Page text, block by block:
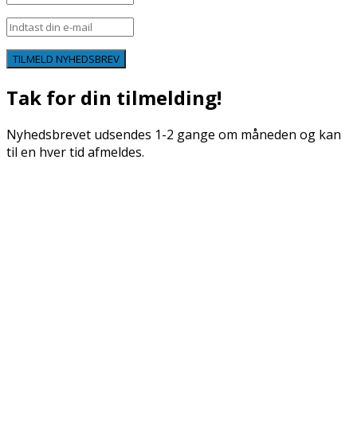
TILMELD NYHEDSBREV
Tak for din tilmelding!
Nyhedsbrevet udsendes 1-2 gange om måneden og kan
til en hver tid afmeldes.